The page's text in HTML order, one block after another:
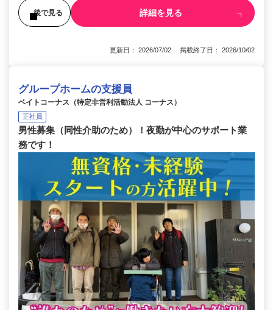
後で見る 詳細を見る
更新日： 2026/07/02 掲載終了日： 2026/10/02
グループホームの支援員
ベイトコーナス（特定非営利活動法人 コーナス）
正社員
男性募集（同性介助のため）！夜勤が中心のサポート業
務です！